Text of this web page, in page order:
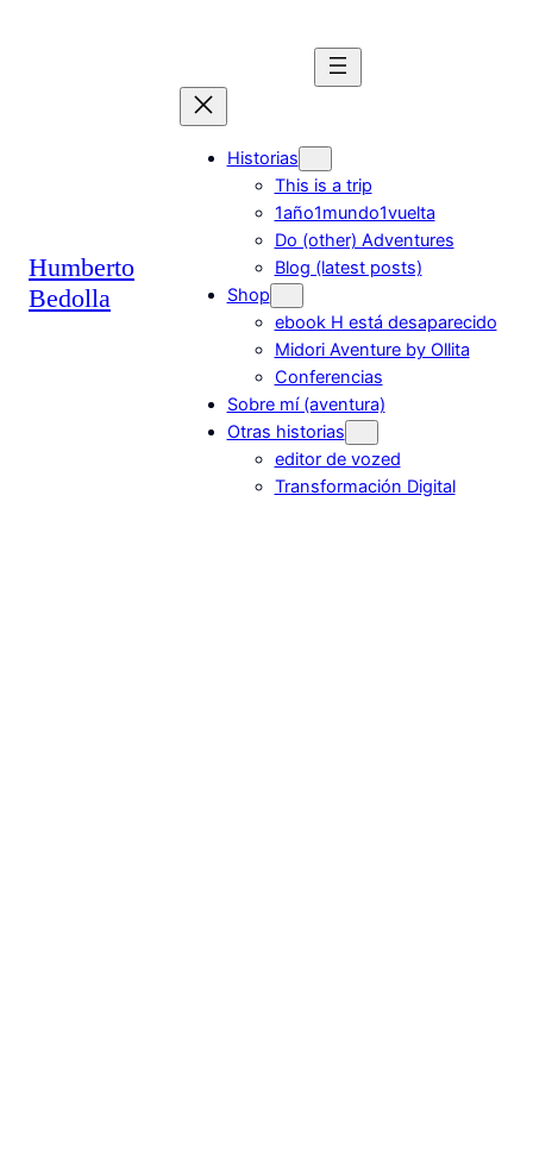
Humberto
Bedolla
Historias
This is a trip
1año1mundo1vuelta
Do (other) Adventures
Blog (latest posts)
Shop
ebook H está desaparecido
Midori Aventure by Ollita
Conferencias
Sobre mí (aventura)
Otras historias
editor de vozed
Transformación Digital